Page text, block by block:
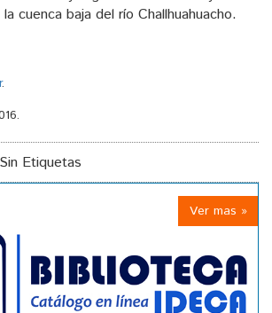
cuenca baja del río Challhuahuacho.
.
Sin Etiquetas
Ver mas »